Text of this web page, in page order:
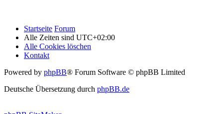
Startseite Forum
Alle Zeiten sind UTC+02:00
Alle Cookies löschen
Kontakt
Powered by phpBB® Forum Software © phpBB Limited
Deutsche Übersetzung durch phpBB.de